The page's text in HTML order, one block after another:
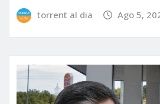
torrent al dia Ago 5,